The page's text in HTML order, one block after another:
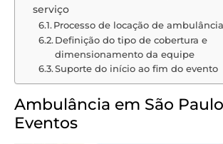
serviço
Processo de locação de ambulância
Definição do tipo de cobertura e
dimensionamento da equipe
Suporte do início ao fim do evento
Ambulância em São
Eventos